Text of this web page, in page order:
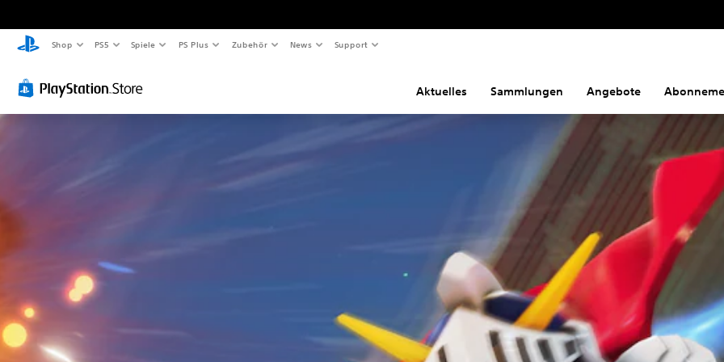
Shop PS5 Spiele PS Plus Zubehör News Support
Aktuelles Sammlungen Angebote